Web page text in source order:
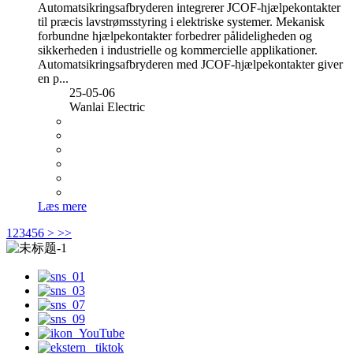
Automatsikringsafbryderen integrerer JCOF-hjælpekontakter
til præcis lavstrømsstyring i elektriske systemer. Mekanisk
forbundne hjælpekontakter forbedrer pålideligheden og
sikkerheden i industrielle og kommercielle applikationer.
Automatsikringsafbryderen med JCOF-hjælpekontakter giver
en p...
25-05-06
Wanlai Electric
Læs mere
1 23456 > >>